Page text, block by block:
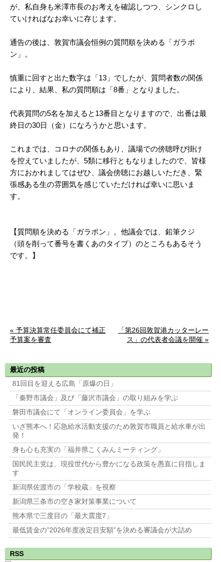
が、私自身も米澤市長のお考えを確認しつつ、シンクロし
ていければなお幸いに存じます。
通告の後は、敦賀市議会恒例の質問順を決める「ガラポ
ン」。
慎重に回すと出た数字は「13」でしたが、質問者数の関係
により、結果、私の質問順は「8番」となりました。
代表質問の5名を加えると13番目となりますので、出番は最
終日の30日（金）になろうかと思います。
これまでは、コロナの関係もあり、議場での傍聴呼び掛け
を控えていましたが、5類に移行ともなりましたので、皆様
方におかれましてはぜひ、議会傍聴にお越しいただき、緊
張感ある生の雰囲気を感じていただければ幸いに思いま
す。
【質問順を決める「ガラポン」。他議会では、鉛筆クジ
（頭を削って番号を書くあのタイプ）のところもあるそう
です。】
« 予算決算常任委員会にて補正
予算案を審査
「第26回敦賀港カッターレー
ス」の代表者会議を開催 »
最近の投稿
81回目を迎える広島「原爆の日」
「秦野市議会」及び「藤沢市議会」の取り組みを学ぶ
磐田市議会にて「オンライン委員会」を学ぶ
いざ熊本へ！応急給水活動支援のため敦賀市職員と給水車が出
発！
身も心も充実の「福井県こくみんミーティング」
国民民主党は、現役世代から豊かになる政策を愚直に目指しま
す
新潟県佐渡市の「学校蔵」を視察
新潟県三条市の空き家対策事業について
熊本県で三度目の「最大震度7」
最低賃金の”2026年度改定目安額”を決める審議会が大詰め
RSS